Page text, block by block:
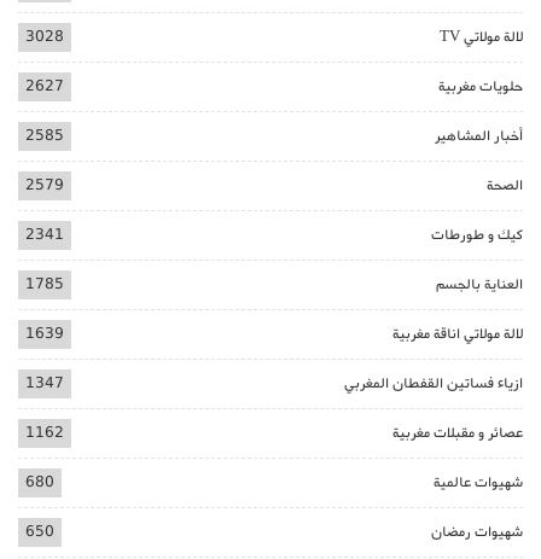
لالة مولاتي TV 3028
حلويات مغربية 2627
أخبار المشاهير 2585
الصحة 2579
كيك و طورطات 2341
العناية بالجسم 1785
لالة مولاتي اناقة مغربية 1639
ازياء فساتين القفطان المغربي 1347
عصائر و مقبلات مغربية 1162
شهيوات عالمية 680
شهيوات رمضان 650